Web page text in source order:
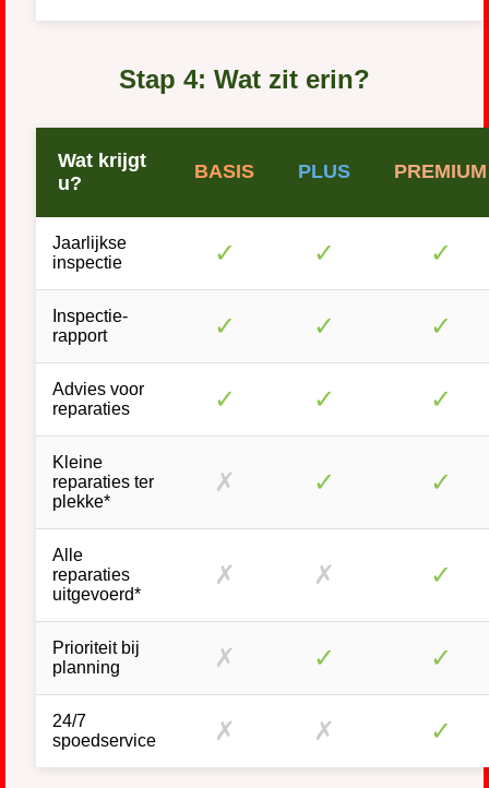
Stap 4: Wat zit erin?
Wat krijgt
u?
BASIS PLUS PREMIUM
Jaarlijkse
inspectie
✓ ✓ ✓
Inspectie-
rapport
✓ ✓ ✓
Advies voor
reparaties
✓ ✓ ✓
Kleine
reparaties ter
plekke*
✗ ✓ ✓
Alle
reparaties
uitgevoerd*
✗ ✗ ✓
Prioriteit bij
planning
✗ ✓ ✓
24/7
spoedservice
✗ ✗ ✓